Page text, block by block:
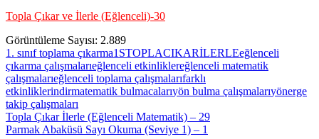
Topla Çıkar ve İlerle (Eğlenceli)-30
Görüntüleme Sayısı: 2.889
1. sınıf toplama çıkarma1STOPLACIKARİLERLEeğlenceli
çıkarma çalışmalarıeğlenceli etkinliklereğlenceli matematik
çalışmalarıeğlenceli toplama çalışmalarıfarklı
etkinliklerindirmatematik bulmacalarıyön bulma çalışmalarıyönerge
takip çalışmaları
Yazı
Previous
Post:
Topla Çıkar İlerle (Eğlenceli Matematik) – 29
Next
Parmak Abaküsü Sayı Okuma (Seviye 1) – 1